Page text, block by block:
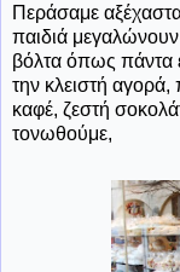
Περάσαμε
παιδιά
βόλτα όπως πάντα
την κλειστή αγορά,
καφέ, ζεστή
τονωθούμε,